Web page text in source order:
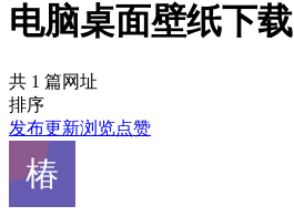
电脑桌面壁纸下载
共 1 篇网址
排序
发布更新浏览点赞